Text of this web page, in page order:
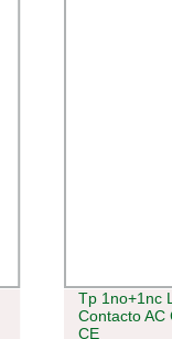
Tp 1no+1nc
Contacto AC
CE